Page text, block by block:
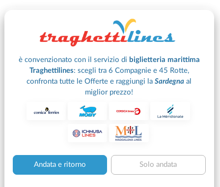
è convenzionato con il servizio di biglietteria marittima
Traghettilines: scegli tra 6 Compagnie e 45 Rotte,
confronta tutte le Offerte e raggiungi laSardegna al
miglior prezzo!
Andata e ritorno Solo andata